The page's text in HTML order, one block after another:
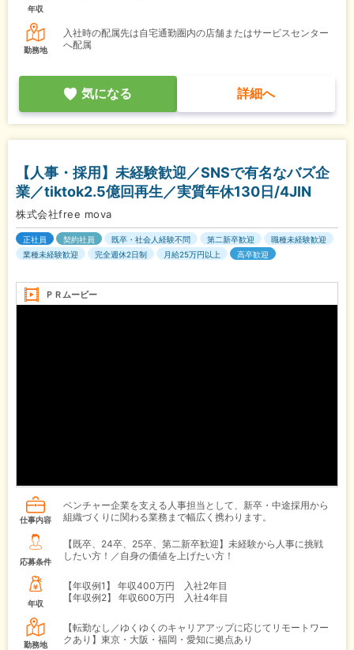
年収
勤務地
入社時の配属先は自宅通勤圏内の店舗またはサービスセンター
へ配属
気になる 詳細へ
【人事・採用】未経験歓迎／SNSで有名なバズ企
業／tiktok2.5億回再生／実質年休130日/4JIN
株式会社free mova
正社員 契約社員 既卒・社会人経験不問 第二新卒歓迎
職種未経験歓迎
業種未経験歓迎
完全週休2日制 月給25万円以上 高卒歓迎
ＰＲムービー
仕事内容
ベンチャー企業を支える人事担当として、新卒・中途採用から
組織づくりに関わる業務まで幅広く携わります。
応募条件
【既卒、24卒、25卒、第二新卒歓迎】未経験から人事に挑戦
したい方！／自身の価値を上げたい方！
年収
【年収例1】
年収400万円 入社2年目
【年収例2】
年収600万円 入社4年目
勤務地
【転勤なし／ゆくゆくのキャリアアップに応じてリモートワー
クあり】東京・大阪・福岡・愛知に拠点あり